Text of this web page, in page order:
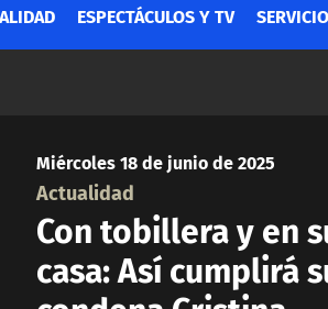
ESPECTÁCULOS Y TV
Miércoles 18 de junio de 2025
Actualidad
Con tobillera y en
casa: Así cumplirá